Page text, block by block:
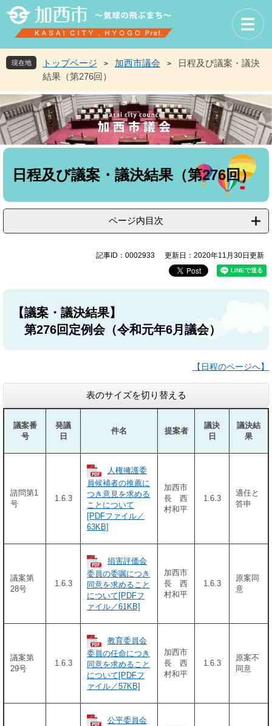
先
頭
す
。
を
飛
し
て
本
文
へ
現在地 トップページ > 加西市議会 >
日程及び議案・議決
結果（第276回）
本
日程及び議案・議決結果（第276回）
ページ内目次
記事ID：0002933 更新日：2020年11月30日更新
【議案・議決結果】
第276回定例会（令和元年6月議会）
【日程のページへ】
表のサイズを切り替える
議案番
号
発議
日
件名 提案者
議決
日
議決結
果
諮問第1
号
1.6.3
人権擁護委
員候補者の推薦に
つき意見を求める
ことについて
[PDFファイル／
63KB]
加西市
長 西
村和平
1.6.3
適任と
答申
議案第
28号
1.6.3
損害評価会
委員の委嘱につき
同意を求めること
について[PDFフ
ァイル／61KB]
加西市
長 西
村和平
1.6.3
原案同
意
議案第
29号
1.6.3
教育委員会
委員の任命につき
同意を求めること
について[PDFフ
ァイル／57KB]
加西市
長 西
村和平
1.6.3
原案不
同意
公平委員会